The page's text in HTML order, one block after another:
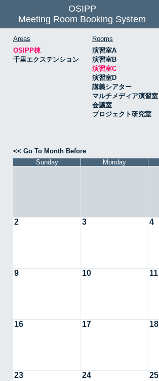
OSIPP
Meeting Room Booking System
Areas
OSIPP棟
千里エクステンション
Rooms
演習室A
演習室B
演習室C
演習室D
講義シアター
マルチメディア演習室
会議室
プロジェクト研究室
<< Go To Month Before
Sunday
Monday
2 3 4
9 10 11
16 17 18
23 24 25